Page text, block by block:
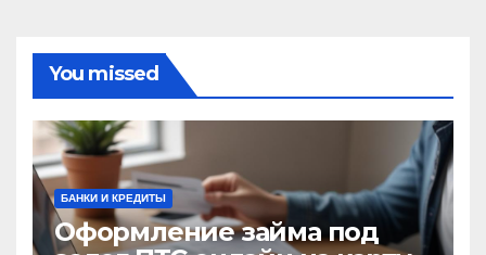
You missed
БАНКИ И КРЕДИТЫ
Оформление займа под